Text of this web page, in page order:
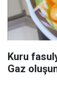
Kuru
Gaz